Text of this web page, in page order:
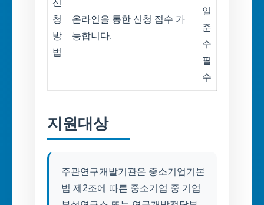
신
청
방
법
온라인을 통한 신청 접수 가
능합니다.
일
준
수
필
수
지원대상
주관연구개발기관은 중소기업기본
법 제2조에 따른 중소기업 중 기업